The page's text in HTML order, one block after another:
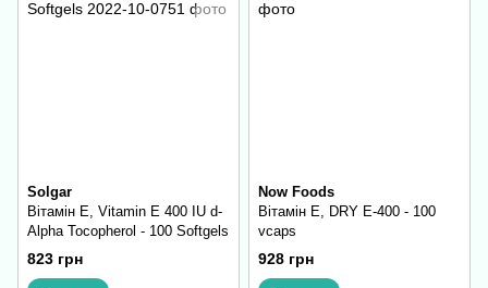
Solgar
Вітамін Е, Vitamin E 400 IU d-
Alpha Tocopherol - 100 Softgels
823 грн
Now Foods
Вітамін Е, DRY E-400 - 100
vcaps
928 грн